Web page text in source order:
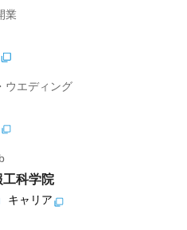
業
ウエディング
科学院
キャリア